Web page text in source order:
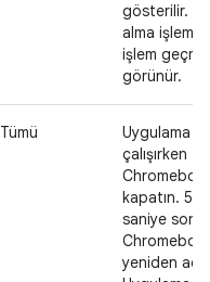
gösterilir.
alma işlemi,
işlem
görünür.
Tümü
Uygulama
çalışırken
kapatın. 5-
saniye sonra
yeniden